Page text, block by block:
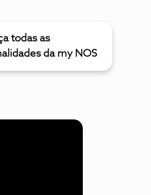
todas as
da my NOS